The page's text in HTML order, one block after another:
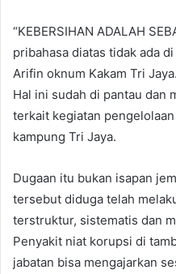
“KEBERSIHAN ADALAH
pribahasa diatas tidak ada
Arifin oknum Kakam Tri Jaya.
Hal ini sudah di pantau dan
terkait kegiatan
kampung Tri Jaya.
Dugaan itu bukan isapan
tersebut diduga telah
terstruktur, sistematis dan
Penyakit niat korupsi di
jabatan bisa mengajarkan